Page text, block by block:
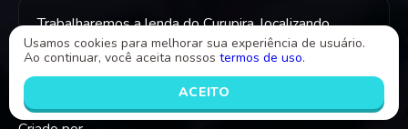
Trabalharemos a lenda do Curupira, localizando
informações explícitas desse personagem do
folclore de nossa cultura.
Usamos cookies para melhorar sua experiência de usuário.
Ao continuar, você aceita nossos termos de uso.
ACEITO